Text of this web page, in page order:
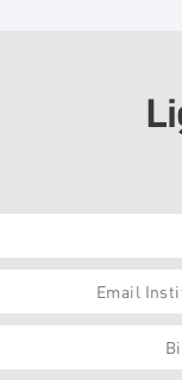
Email